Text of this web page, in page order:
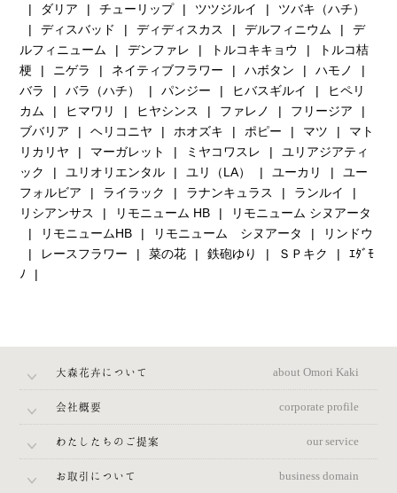
ダリア
チューリップ ツツジルイ
ツバキ（ハチ）
ディスバッド
ディディスカス デルフィニウム
デ
ルフィニューム
デンファレ トルコキキョウ
トルコ桔
梗
ニゲラ ネイティブフラワー ハボタン
ハモノ
バラ
バラ（ハチ） パンジー ヒバスギルイ
ヒペリ
カム
ヒマワリ ヒヤシンス ファレノ
フリージア
ブバリア
ヘリコニヤ ホオズキ ポピー マツ
マト
リカリヤ
マーガレット ミヤコワスレ
ユリアジアティ
ック
ユリオリエンタル ユリ（LA） ユーカリ
ユー
フォルビア
ライラック ラナンキュラス
ランルイ
リシアンサス
リモニューム HB
リモニューム シヌアータ
リモニュームHB
リモニューム シヌアータ
リンドウ
レースフラワー
菜の花 鉄砲ゆり ＳＰキク
ｴﾀﾞﾓ
ﾉ
大森花卉について about Omori Kaki
会社概要 corporate profile
わたしたちのご提案 our service
お取引について business domain